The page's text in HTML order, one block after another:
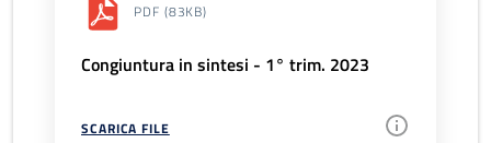
PDF (83KB)
Congiuntura in sintesi - 1° trim. 2023
SCARICA FILE